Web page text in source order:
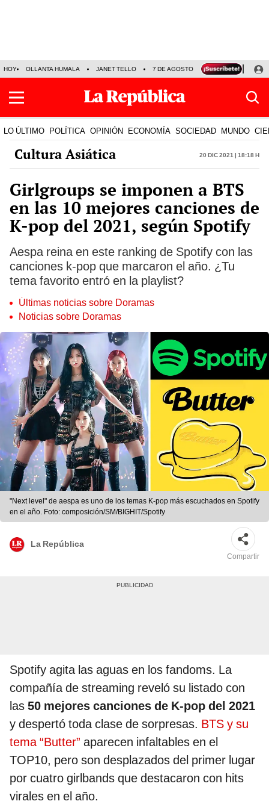
HOY OLLANTA HUMALA JANET TELLO 7 DE AGOSTO TINKA RESULTADOS
LO ÚLTIMO POLÍTICA OPINIÓN ECONOMÍA SOCIEDAD MUNDO
Cultura Asiática 20 Dic 2021 | 18:18 h
Girlgroups se imponen a BTS
en las 10 mejores canciones de
K-pop del 2021, según Spotify
Aespa reina en este ranking de Spotify con las
canciones k-pop que marcaron el año. ¿Tu
tema favorito entró en la playlist?
Últimas noticias sobre Doramas
Noticias sobre Doramas
"Next level" de aespa es uno de los temas K-pop más escuchados en Spotify
en el año. Foto: composición/SM/BIGHIT/Spotify
La República
Compartir
Spotify agita las aguas en los fandoms. La
compañía de streaming reveló su listado con
las 50 mejores canciones de K-pop del 2021
y despertó toda clase de sorpresas. BTS y su
tema “Butter” aparecen infaltables en el
TOP10, pero son desplazados del primer lugar
por cuatro girlbands que destacaron con hits
virales en el año.